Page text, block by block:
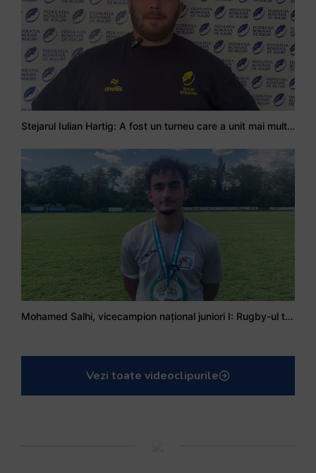
Stejarul Iulian Hartig: A fost un turneu care a unit mai mult echipa
Mohamed Salhi, vicecampion național juniori I: Rugby-ul te învață să accepți și înfrângerile
Vezi toate videoclipurile